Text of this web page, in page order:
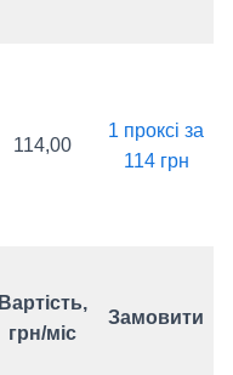
114,00
1 проксі за
114 грн
Вартість,
грн/міс
Замовити